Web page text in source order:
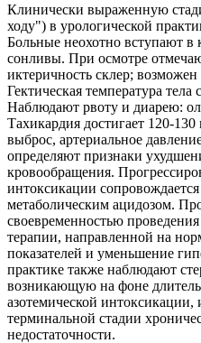
Клинически выраженную
ходу") в урологической
Больные неохотно вступают в
сонливы. При осмотре
иктеричность склер;
Гектическая температура
Наблюдают рвоту и диарею:
Тахикардия достигает 120-
выброс, артериальное
определяют признаки
кровообращения.
интоксикации
метаболическим ацидозом.
своевременностью
терапии, направленной на
показателей и уменьшение
практике также наблюдают
возникающую на фоне
азотемической
терминальной стадии
недостаточности.